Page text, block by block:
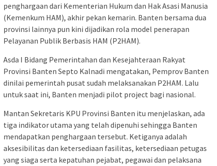
penghargaan dari Kementerian Hukum dan Hak Asasi Manusia
(Kemenkum HAM), akhir pekan kemarin. Banten bersama dua
provinsi lainnya pun kini dijadikan rola model penerapan
Pelayanan Publik Berbasis HAM (P2HAM).
Asda I Bidang Pemerintahan dan Kesejahteraan Rakyat
Provinsi Banten Septo Kalnadi mengatakan, Pemprov Banten
dinilai pemerintah pusat sudah melaksanakan P2HAM. Lalu
untuk saat ini, Banten menjadi pilot project bagi nasional.
Mantan Sekretaris KPU Provinsi Banten itu menjelaskan, ada
tiga indikator utama yang telah dipenuhi sehingga Banten
mendapatkan penghargaan tersebut. Ketiganya adalah
aksesibilitas dan ketersediaan fasilitas, ketersediaan petugas
yang siaga serta kepatuhan pejabat, pegawai dan pelaksana